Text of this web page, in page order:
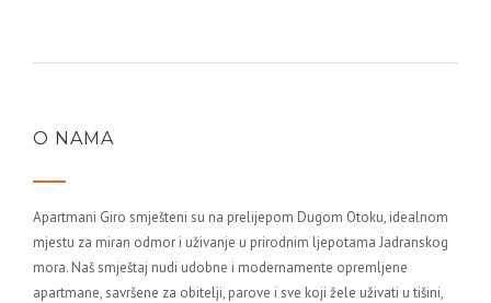
O NAMA
Apartmani Giro smješteni su na prelijepom Dugom Otoku, idealnom
mjestu za miran odmor i uživanje u prirodnim ljepotama Jadranskog
mora. Naš smještaj nudi udobne i modernamente opremljene
apartmane, savršene za obitelji, parove i sve koji žele uživati u tišini,